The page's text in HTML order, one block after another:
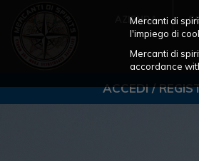
Mercanti di
l'impiego di
Mercanti di
accordance
AZIENDA
ACCEDI /